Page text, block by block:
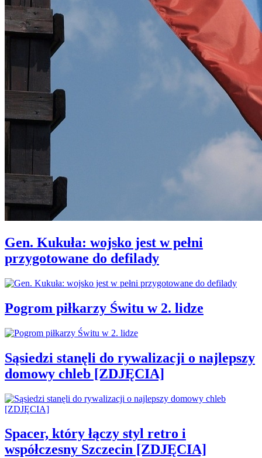
Gen. Kukuła: wojsko jest w pełni
przygotowane do defilady
Pogrom piłkarzy Świtu w 2. lidze
Sąsiedzi stanęli do rywalizacji o najlepszy
domowy chleb [ZDJĘCIA]
Spacer, który łączy styl retro i
współczesny Szczecin [ZDJĘCIA]